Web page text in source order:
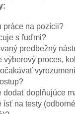
práce na pozícii?
s ľuďmi?
predbežný
výberový proces,
dodať doplňujúce
ísť na testy